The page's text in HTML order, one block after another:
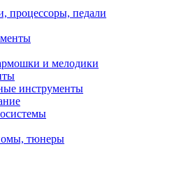
процессоры, педали
и мелодики
инструменты
тюнеры